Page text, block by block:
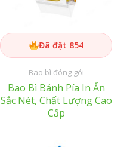
Đã đặt 854
Bao bì đóng gói
Bao Bì Bánh Pía In Ấn
Sắc Nét, Chất Lượng Cao
Cấp